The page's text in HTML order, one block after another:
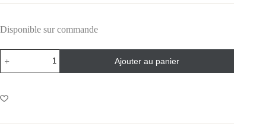
Disponible sur commande
Ajouter au panier